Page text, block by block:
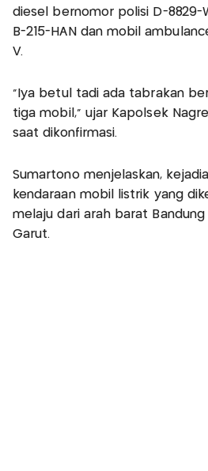
diesel bernomor polisi D-8829-
B-215-HAN dan mobil
V.
"Iya betul tadi ada tabrakan
tiga mobil," ujar Kapolsek
saat dikonfirmasi.
Sumartono menjelaskan,
kendaraan mobil listrik yang
melaju dari arah barat
Garut.